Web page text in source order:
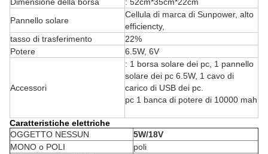
Pannello solare
Cellula di marca di Sunpower, alto
efficiencty,
tasso di trasferimento
22%
Potere
6.5W, 6V
Accessori
: 1 borsa solare dei pc, 1 pannello
solare dei pc 6.5W, 1 cavo di
carico di USB dei pc.
pc 1 banca di potere di 10000 mah
Caratteristiche elettriche
OGGETTO NESSUN
5W/18V
MONO o POLI
poli